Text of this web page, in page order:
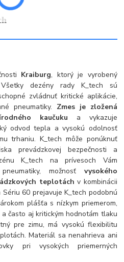
Kraiburg, ktorý je vyrobený
dezény rady K_tech sú
zvládnuť kritické aplikácie,
pneumatiky. Zmes je zložená
kaučuku a vykazuje
odvod tepla a vysokú odolnosť
trhaniu. K_tech môže ponúknuť
prevádzkovej bezpečnosti a
K_tech na prívesoch Vám
možnosť vysokého
teplotách v kombinácii
60 prejavuje K_tech podobnú
plášťa s nízkym priemerom,
často aj kritickým hodnotám tlaku
pre zimu, má vysokú flexibilitu
Materiál sa nenahrieva ani
pri vysokých priemerných